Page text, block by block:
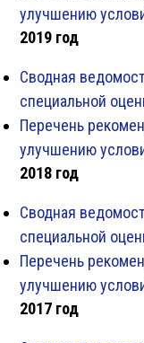
улучшению
2019 год
Сводная
специальной
Перечень
улучшению
2018 год
Сводная
специальной
Перечень
улучшению
2017 год